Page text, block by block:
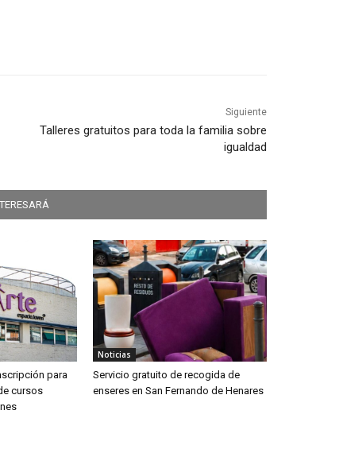
Siguiente
Talleres gratuitos para toda la familia sobre
igualdad
para
cursos
Noticias
Servicio gratuito de recogida de
enseres en San Fernando de Henares